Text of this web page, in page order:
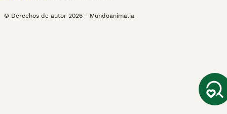
© Derechos de autor 2026 - Mundoanimalia